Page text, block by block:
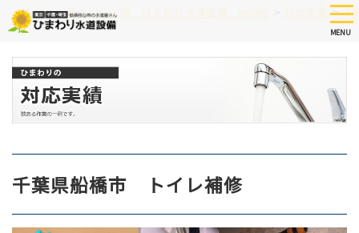
Skip
to
content
MENU
つまり、水漏れなど修理 ひまわり水道設備 HOME >千
千葉県船橋市 トイレ補修